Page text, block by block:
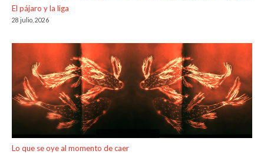
El pájaro y la liga
28 julio, 2026
Lo que se oye al momento de caer